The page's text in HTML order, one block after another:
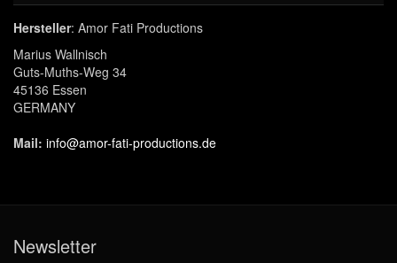
Hersteller: Amor Fati Productions
Marius Wallnisch
Guts-Muths-Weg 34
45136 Essen
GERMANY
Mail: info@amor-fati-productions.de
Newsletter